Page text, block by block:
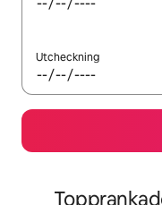
Utcheckning